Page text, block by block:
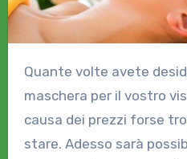
Quante volte avete desiderato usare una
maschera per il vostro
causa dei prezzi forse
stare. Adesso sarà